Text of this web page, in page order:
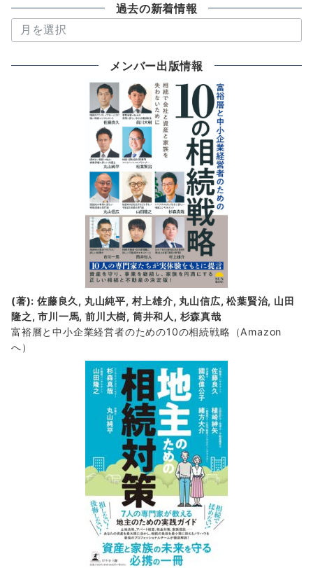
過去の新着情報
去
メンバー出版情報
(著): 佐藤良久, 丸山純平, 村上雄介, 丸山信広, 松葉賢治, 山田
隆之, 市川一馬, 前川大樹, 筒井和人, 杉森真哉
富裕層と中小企業経営者のための10の相続戦略 （Amazon
へ）